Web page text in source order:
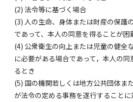
(2) 法令等に基づく場合
(3) 人の生命、身体または財産の保護
であって、本人の同意を得ることが困
(4) 公衆衛生の向上または児童の健全
に必要がある場合であって，本人の
るとき
(5) 国の機関若しくは地方公共団体ま
が法令の定める事務を遂行すること